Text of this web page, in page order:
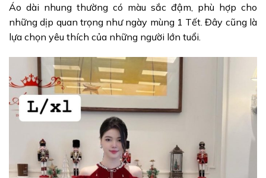
Áo dài nhung thường có màu sắc đậm, phù hợp cho
những dịp quan trọng như ngày mùng 1 Tết. Đây cũng là
lựa chọn yêu thích của những người lớn tuổi.